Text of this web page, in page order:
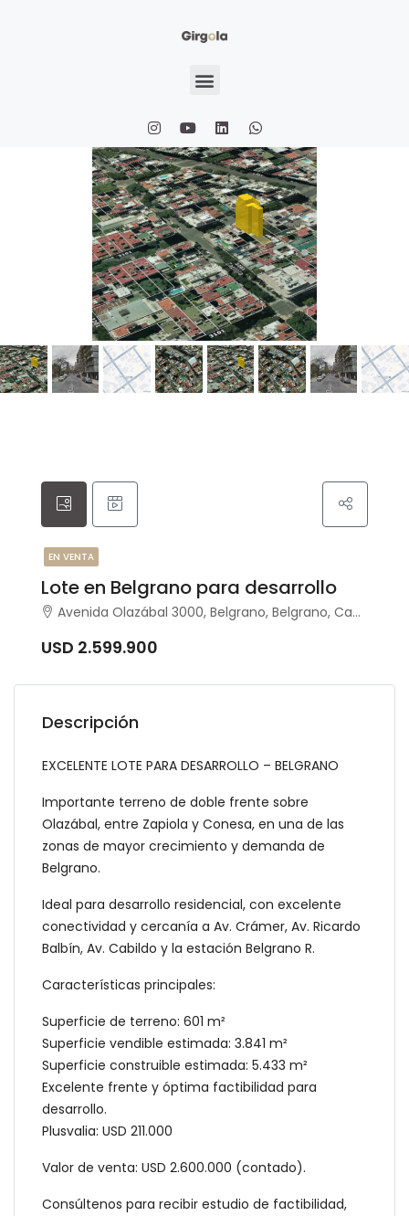
EN VENTA
Lote en Belgrano para desarrollo
Avenida Olazábal 3000, Belgrano, Belgrano, Capital Federal
USD 2.599.900
Descripción
EXCELENTE LOTE PARA DESARROLLO – BELGRANO
Importante terreno de doble frente sobre
Olazábal, entre Zapiola y Conesa, en una de las
zonas de mayor crecimiento y demanda de
Belgrano.
Ideal para desarrollo residencial, con excelente
conectividad y cercanía a Av. Crámer, Av. Ricardo
Balbín, Av. Cabildo y la estación Belgrano R.
Características principales:
Superficie de terreno: 601 m²
Superficie vendible estimada: 3.841 m²
Superficie construible estimada: 5.433 m²
Excelente frente y óptima factibilidad para
desarrollo.
Plusvalia: USD 211.000
Valor de venta: USD 2.600.000 (contado).
Consúltenos para recibir estudio de factibilidad,